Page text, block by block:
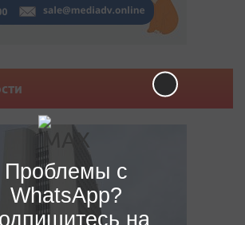
Проблемы с
WhatsApp?
на